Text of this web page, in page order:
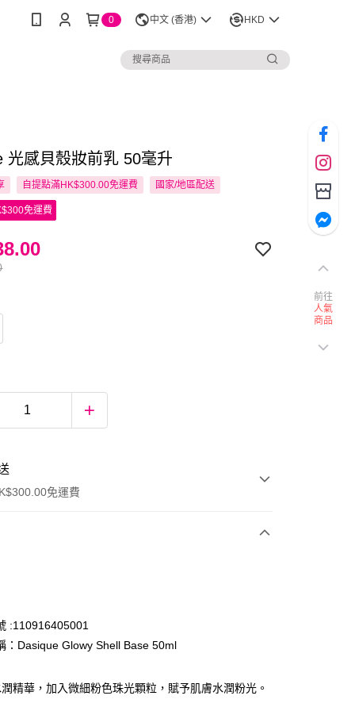
0 中文 (香港) HKD
光感貝殼妝前乳 50毫升
自提點滿HK$300.00免運費 國家/地區配送
免運費
免運費
:110916405001
：Dasique Glowy Shell Base 50ml
精華，加入微細粉色珠光顆粒，賦予肌膚水潤粉光。
前往
人氣
商品